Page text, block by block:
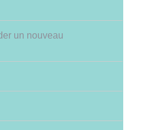
un nouveau